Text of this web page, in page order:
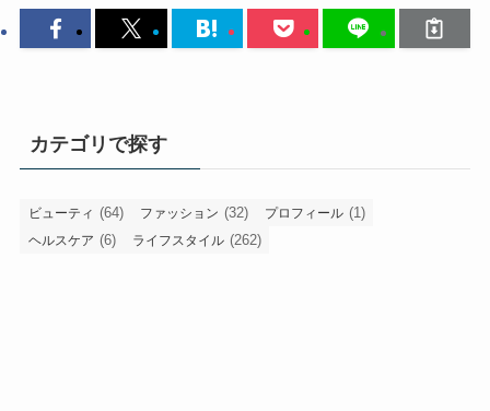
カテゴリで探す
ビューティ (64) ファッション (32) プロフィール (1)
ヘルスケア (6) ライフスタイル (262)